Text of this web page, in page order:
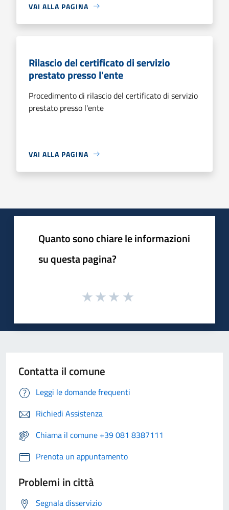
VAI ALLA PAGINA
Rilascio del certificato di servizio
prestato presso l'ente
Procedimento di rilascio del certificato di servizio
prestato presso l'ente
VAI ALLA PAGINA
Quanto sono chiare le informazioni
su questa pagina?
Contatta il comune
Leggi le domande frequenti
Richiedi Assistenza
Chiama il comune +39 081 8387111
Prenota un appuntamento
Problemi in città
Segnala disservizio